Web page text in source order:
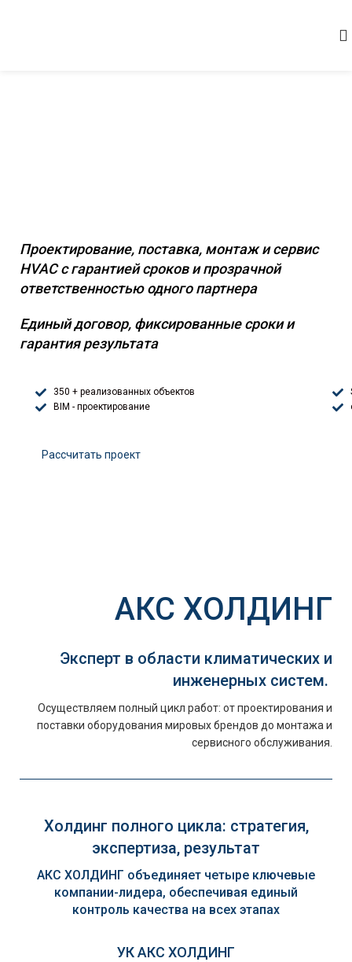
Проектирование, поставка, монтаж и сервис
HVAC с гарантией сроков и прозрачной
ответственностью одного партнера
Единый договор, фиксированные сроки и
гарантия результата
350 + реализованных объектов
BIM - проектирование
Расcчитать проект
АКС ХОЛДИНГ
Эксперт в области климатических и
инженерных систем.
Осуществляем полный цикл работ: от проектирования и
поставки оборудования мировых брендов до монтажа и
сервисного обслуживания.
Холдинг полного цикла: стратегия,
экспертиза, результат
АКС ХОЛДИНГ объединяет четыре ключевые
компании-лидера, обеспечивая единый
контроль качества на всех этапах
УК АКС ХОЛДИНГ